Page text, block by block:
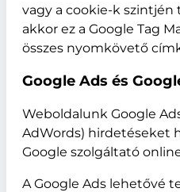
vagy a cookie-k szintjén
akkor ez a Google Tag
összes nyomkövető
Google Ads és
Weboldalunk Google
AdWords) hirdetéseket
Google szolgáltató
A Google Ads lehetővé